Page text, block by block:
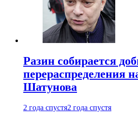
Разин собирается
перераспределения
Шатунова
2 года спустя2 года спустя